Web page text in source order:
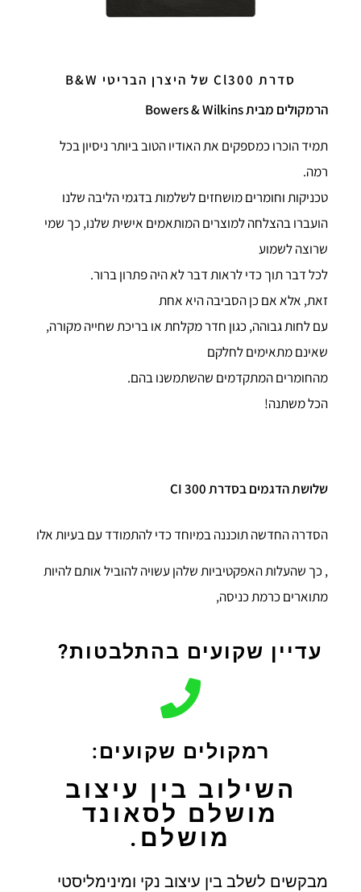
סדרת Cl300 של היצרן הבריטי B&W
הרמקולים מבית Bowers & Wilkins
תמיד הוכרו כמספקים את האודיו הטוב ביותרניסיון בכל
רמה.
טכניקות וחומרים מושחזים לשלמות בדגמי הליבה שלנו
הועברו בהצלחה למוצרים המותאמים אישית שלנו, כך שמי
שרוצה לשמוע
לכל דבר תוך כדי לראות דבר לא היה פתרון ברור.
זאת, אלא אם כן הסביבה היא אחת
עם לחות גבוהה, כגון חדר מקלחת או בריכת שחייה מקורה,
שאינם מתאימים לחלקם
מהחומרים המתקדמים שהשתמשנו בהם.
הכל משתנה!
שלושת הדגמים בסדרת CI 300
הסדרה החדשה תוכננה במיוחד כדי להתמודד עם בעיות אלו
, כך שהעלות האפקטיביות שלהן עשויה להוביל אותם להיות
מתוארים כרמת כניסה,
עדיין שקועים בהתלבטות?
רמקולים שקועים:
השילוב בין עיצוב
מושלם לסאונד
מושלם.
מבקשים לשלב בין עיצוב נקי ומינימליסטי